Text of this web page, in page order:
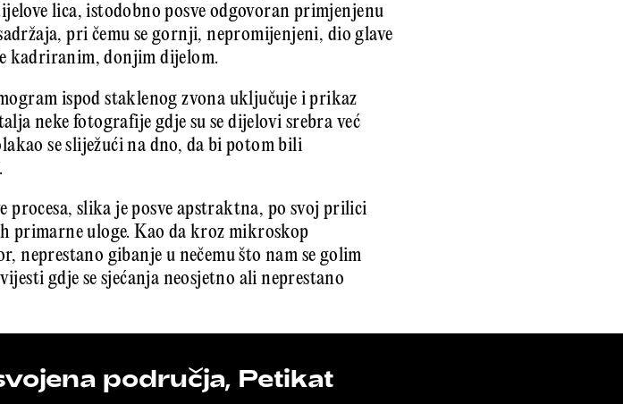
lica, istodobno posve odgovoran primjenjenu
pri čemu se gornji, nepromijenjeni, dio glave
kadriranim, donjim dijelom.
ispod staklenog zvona uključuje i prikaz
neke fotografije gdje su se dijelovi srebra već
se sliježući na dno, da bi potom bili
procesa, slika je posve apstraktna, po svoj prilici
primarne uloge. Kao da kroz mikroskop
gibanje u nečemu što nam se golim
gdje se sjećanja neosjetno ali neprestano
područja, Petikat